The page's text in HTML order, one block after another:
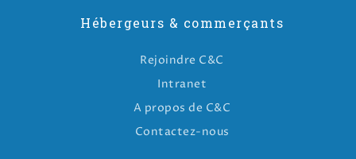
Hébergeurs & commerçants
Rejoindre C&C
Intranet
A propos de C&C
Contactez-nous